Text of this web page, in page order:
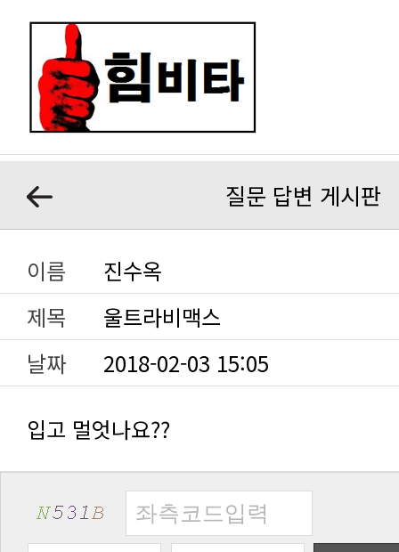
질문 답변 게시판
이름
진수옥
제목
울트라비맥스
날짜
2018-02-03 15:05
입고 멀엇나요??